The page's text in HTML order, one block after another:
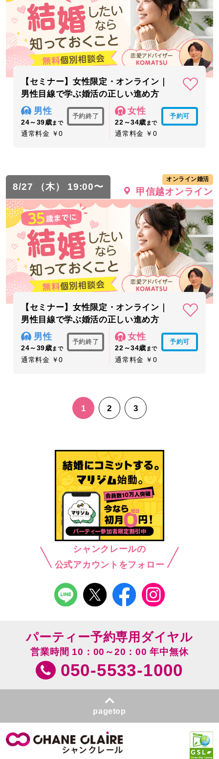
【セミナー】女性限定・オンライン｜
男性目線で学ぶ婚活の正しい進め方
男性
24～39歳まで
予約終了
通常料金 ￥0
女性
22～34歳 まで
予約可
通常料金 ￥0
8/27 （木） 19:00〜
オンライン婚活
甲信越オンライン
【セミナー】女性限定・オンライン｜
男性目線で学ぶ婚活の正しい進め方
男性
24～39歳まで
予約終了
通常料金 ￥0
女性
22～34歳 まで
予約可
通常料金 ￥0
1 2 3
シャンクレールの
公式アカウントをフォロー
パーティー予約専用ダイヤル
営業時間 10：00～20：00 年中無休
050-5533-1000
pagetop